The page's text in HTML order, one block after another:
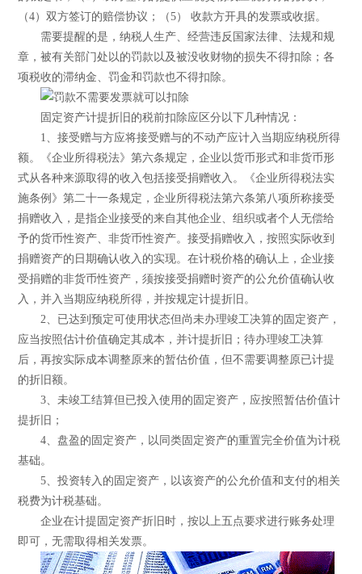
（4）双方签订的赔偿协议；（5） 收款方开具的发票或收据。
需要提醒的是，纳税人生产、经营违反国家法律、法规和规
章，被有关部门处以的罚款以及被没收财物的损失不得扣除；各
项税收的滞纳金、罚金和罚款也不得扣除。
固定资产计提折旧的税前扣除应区分以下几种情况：
1、接受赠与方应将接受赠与的不动产应计入当期应纳税所得
额。《企业所得税法》第六条规定，企业以货币形式和非货币形
式从各种来源取得的收入包括接受捐赠收入。《企业所得税法实
施条例》第二十一条规定，企业所得税法第六条第八项所称接受
捐赠收入，是指企业接受的来自其他企业、组织或者个人无偿给
予的货币性资产、非货币性资产。接受捐赠收入，按照实际收到
捐赠资产的日期确认收入的实现。在计税价格的确认上，企业接
受捐赠的非货币性资产，须按接受捐赠时资产的公允价值确认收
入，并入当期应纳税所得，并按规定计提折旧。
2、已达到预定可使用状态但尚未办理竣工决算的固定资产，
应当按照估计价值确定其成本，并计提折旧；待办理竣工决算
后，再按实际成本调整原来的暂估价值，但不需要调整原已计提
的折旧额。
3、未竣工结算但已投入使用的固定资产，应按照暂估价值计
提折旧；
4、盘盈的固定资产，以同类固定资产的重置完全价值为计税
基础。
5、投资转入的固定资产，以该资产的公允价值和支付的相关
税费为计税基础。
企业在计提固定资产折旧时，按以上五点要求进行账务处理
即可，无需取得相关发票。